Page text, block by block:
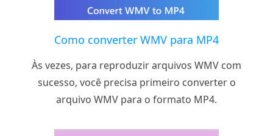
Como converter WMV para MP4
Às vezes, para reproduzir arquivos WMV com
sucesso, você precisa primeiro converter o
arquivo WMV para o formato MP4.